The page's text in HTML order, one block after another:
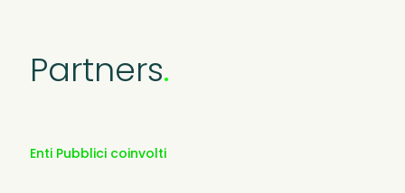
Partners.
Enti Pubblici coinvolti